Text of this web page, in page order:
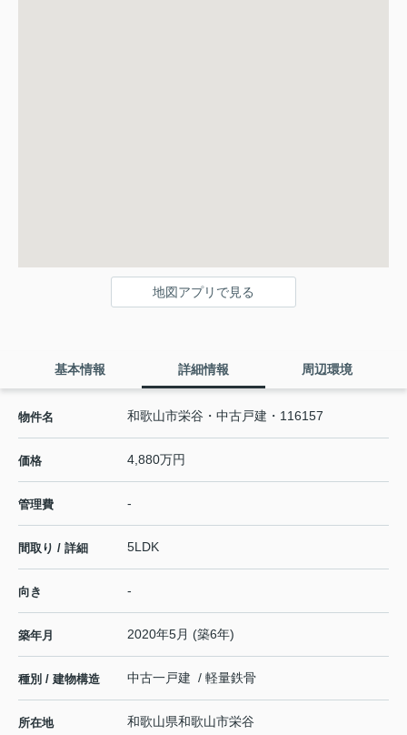
地図アプリで見る
基本情報 詳細情報 周辺環境
物件名 和歌山市栄谷・中古戸建・116157
価格 4,880万円
管理費 -
間取り / 詳細 5LDK
向き -
築年月 2020年5月 (築6年)
種別 / 建物構造 中古一戸建 / 軽量鉄骨
所在地 和歌山県和歌山市栄谷